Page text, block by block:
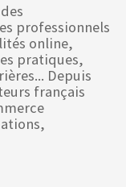
professionnels
online,
pratiques,
Depuis
français